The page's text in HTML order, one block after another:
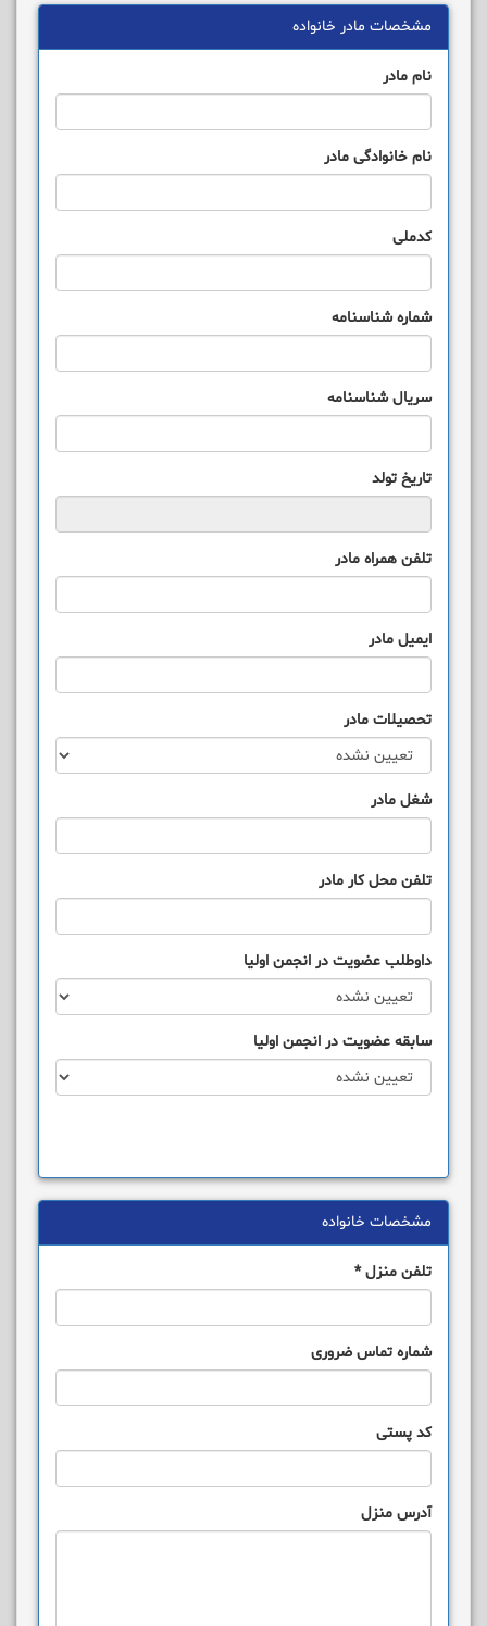
مشخصات مادر خانواده
نام مادر
نام خانوادگی مادر
کدملی
شماره شناسنامه
سریال شناسنامه
تاریخ تولد
تلفن همراه مادر
ایمیل مادر
تحصیلات مادر
شغل مادر
تلفن محل کار مادر
داوطلب عضويت در انجمن اوليا
سابقه عضويت در انجمن اوليا
مشخصات خانواده
تلفن منزل*
شماره تماس ضروری
کد پستی
آدرس منزل